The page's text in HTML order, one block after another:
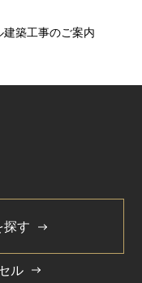
建築工事のご案内
探す
ル